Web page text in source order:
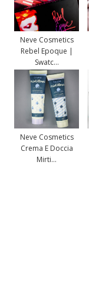
Neve Cosmetics
Rebel Epoque |
Swatc...
Neve Cosmetics
Crema E Doccia
Mirti...